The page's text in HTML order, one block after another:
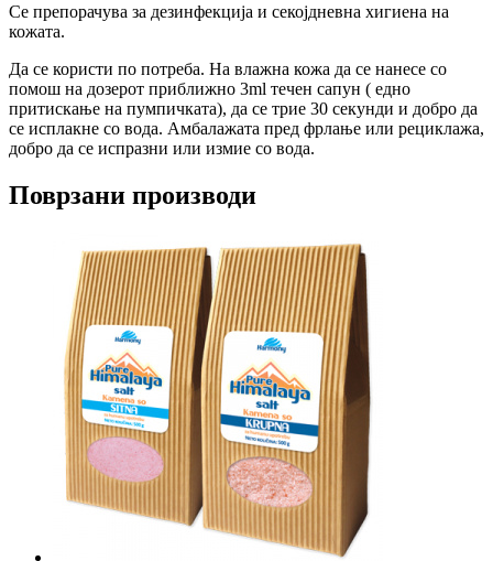
Се препорачува за дезинфекција и секојдневна хигиена на
кожата.
Да се користи по потреба. На влажна кожа да се нанесе со
помош на дозерот приближно 3ml течен сапун ( едно
притискање на пумпичката), да се трие 30 секунди и добро да
се исплакне со вода. Амбалажата пред фрлање или рециклажа,
добро да се испразни или измие со вода.
Поврзани производи